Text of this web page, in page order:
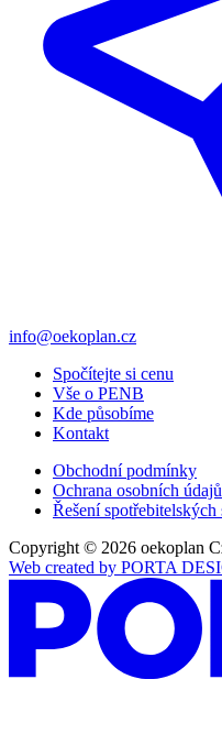
info@oekoplan.cz
Spočítejte si cenu
Vše o PENB
Kde působíme
Kontakt
Obchodní podmínky
Ochrana osobních údajů
Řešení spotřebitelských
Copyright © 2026 oekoplan
Web created by PORTA